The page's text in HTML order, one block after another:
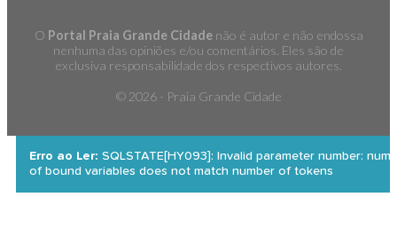
O Portal Praia Grande Cidadenão é autor e não endossa
nenhuma das opiniões e/ou comentários. Eles são de
exclusiva responsabilidade dos respectivos autores.
© 2026 - Praia Grande Cidade
Erro ao Ler: SQLSTATE[HY093]: Invalid parameter number:
of bound variables does not match number of tokens